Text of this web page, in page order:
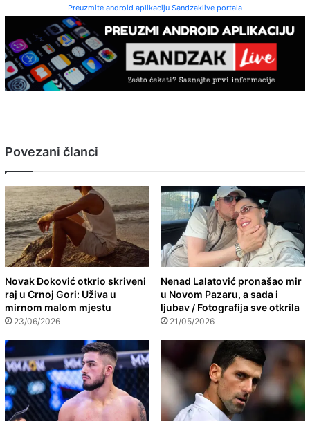
Preuzmite android aplikaciju Sandzaklive portala
Povezani članci
Novak Đoković otkrio skriveni
raj u Crnoj Gori: Uživa u
mirnom malom mjestu
23/06/2026
Nenad Lalatović pronašao mir
u Novom Pazaru, a sada i
ljubav / Fotografija sve otkrila
21/05/2026